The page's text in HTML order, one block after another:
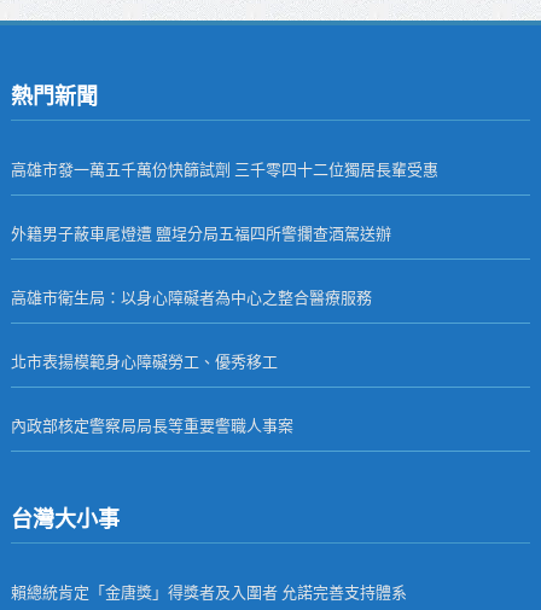
熱門新聞
高雄市發一萬五千萬份快篩試劑 三千零四十二位獨居長輩受惠
外籍男子蔽車尾燈遭 鹽埕分局五福四所警攔查酒駕送辦
高雄市衛生局：以身心障礙者為中心之整合醫療服務
北市表揚模範身心障礙勞工、優秀移工
內政部核定警察局局長等重要警職人事案
台灣大小事
賴總統肯定「金唐獎」得獎者及入圍者 允諾完善支持體系